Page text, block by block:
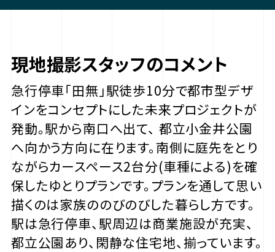
現地撮影スタッフのコメント
急行停車「田無」駅徒歩10分で都市型デザ
インをコンセプトにした未来プロジェクトが
発動。駅から南口へ出て、 都立小金井公園
へ向かう方向に在ります。南側に庭先をとり
ながらカースペース2台分(車種による)を確
保したゆとりプランです。プランを通して思い
描くのは家族ののびのびした暮らし方です。
駅は急行停車、駅周辺は商業施設が充実、
都立公園あり、閑静な住宅地、揃っています。